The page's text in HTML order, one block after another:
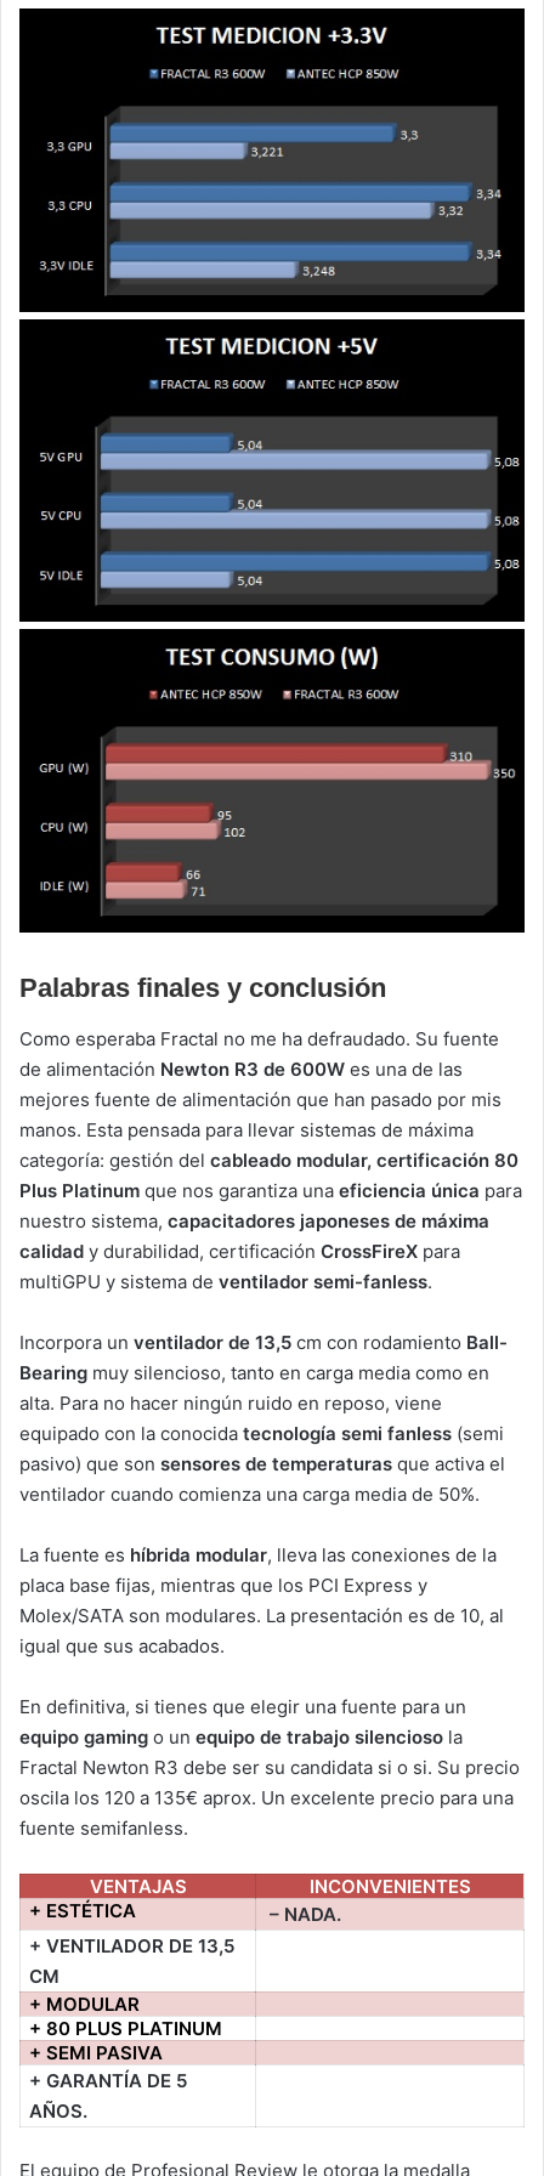
Palabras finales y conclusión
Como esperaba Fractal no me ha defraudado. Su fuente
de alimentación Newton R3 de 600W es una de las
mejores fuente de alimentación que han pasado por mis
manos. Esta pensada para llevar sistemas de máxima
categoría: gestión del cableado modular, certificación 80
Plus Platinum que nos garantiza una eficiencia única para
nuestro sistema, capacitadores japoneses de máxima
calidad y durabilidad, certificación CrossFireX para
multiGPU y sistema de ventilador semi-fanless.
Incorpora un ventilador de 13,5 cm con rodamiento Ball-
Bearing muy silencioso, tanto en carga media como en
alta. Para no hacer ningún ruido en reposo, viene
equipado con la conocida tecnología semi fanless (semi
pasivo) que son sensores de temperaturas que activa el
ventilador cuando comienza una carga media de 50%.
La fuente es híbrida modular, lleva las conexiones de la
placa base fijas, mientras que los PCI Express y
Molex/SATA son modulares. La presentación es de 10, al
igual que sus acabados.
En definitiva, si tienes que elegir una fuente para un
equipo gaming o un equipo de trabajo silencioso la
Fractal Newton R3 debe ser su candidata si o si. Su precio
oscila los 120 a 135€ aprox. Un excelente precio para una
fuente semifanless.
VENTAJAS
INCONVENIENTES
+ ESTÉTICA
– NADA.
+ VENTILADOR DE 13,5
CM
+ MODULAR
+ 80 PLUS PLATINUM
+ SEMI PASIVA
+ GARANTÍA DE 5
AÑOS.
El equipo de Profesional Review le otorga la medalla